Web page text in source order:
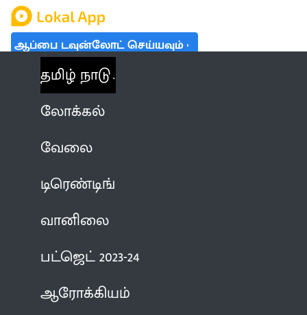
ஆப்பை டவுன்லோட் செய்யவும்
தமிழ் நாடு
லோக்கல்
வேலை
டிரெண்டிங்
வானிலை
பட்ஜெட் 2023-24
ஆரோக்கியம்